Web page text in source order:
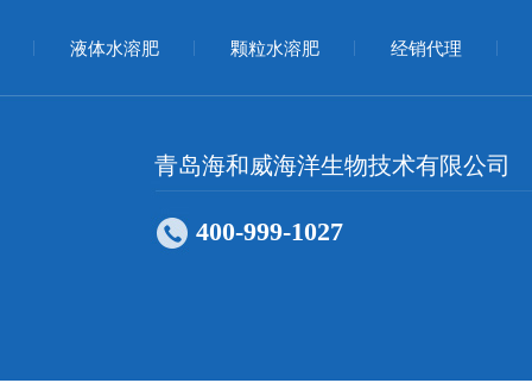
液体水溶肥 颗粒水溶肥 经销代理
青岛海和威海洋生物技术有限公司
400-999-1027